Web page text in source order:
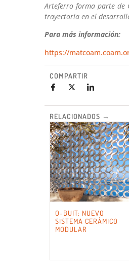
Arteferro forma parte de
trayectoria en el
Para más información:
https://
COMPARTIR
RELACIONADOS →
O-BUIT: NUEVO
SISTEMA CERÁMICO
MODULAR